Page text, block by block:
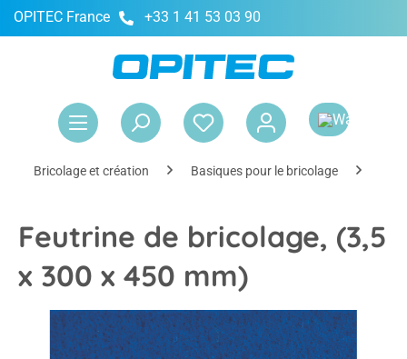
principal
OPITEC France +33 1 41 53 03 90
Bricolage et création Basiques pour le bricolage
Feutrine de bricolage, (3,5
x 300 x 450 mm)
Ignorer la galerie d'images